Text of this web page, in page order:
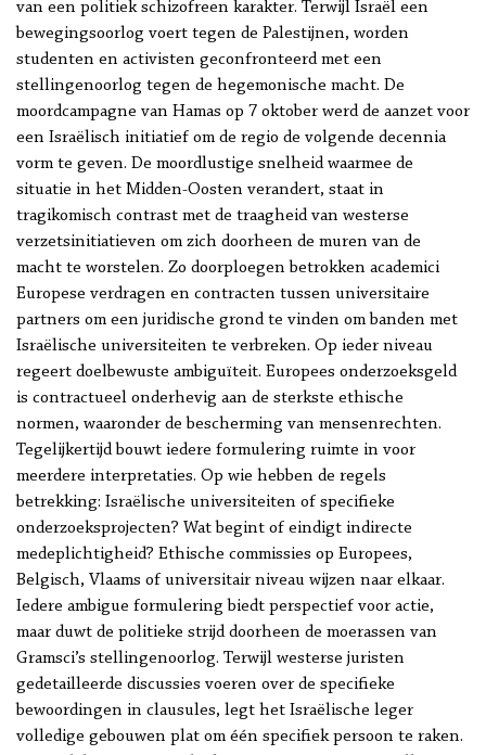
van een politiek schizofreen karakter. Terwijl Israël een
bewegingsoorlog voert tegen de Palestijnen, worden
studenten en activisten geconfronteerd met een
stellingenoorlog tegen de hegemonische macht. De
moordcampagne van Hamas op 7 oktober werd de aanzet voor
een Israëlisch initiatief om de regio de volgende decennia
vorm te geven. De moordlustige snelheid waarmee de
situatie in het Midden-Oosten verandert, staat in
tragikomisch contrast met de traagheid van westerse
verzetsinitiatieven om zich doorheen de muren van de
macht te worstelen. Zo doorploegen betrokken academici
Europese verdragen en contracten tussen universitaire
partners om een juridische grond te vinden om banden met
Israëlische universiteiten te verbreken. Op ieder niveau
regeert doelbewuste ambiguïteit. Europees onderzoeksgeld
is contractueel onderhevig aan de sterkste ethische
normen, waaronder de bescherming van mensenrechten.
Tegelijkertijd bouwt iedere formulering ruimte in voor
meerdere interpretaties. Op wie hebben de regels
betrekking: Israëlische universiteiten of specifieke
onderzoeksprojecten? Wat begint of eindigt indirecte
medeplichtigheid? Ethische commissies op Europees,
Belgisch, Vlaams of universitair niveau wijzen naar elkaar.
Iedere ambigue formulering biedt perspectief voor actie,
maar duwt de politieke strijd doorheen de moerassen van
Gramsci’s stellingenoorlog. Terwijl westerse juristen
gedetailleerde discussies voeren over de specifieke
bewoordingen in clausules, legt het Israëlische leger
volledige gebouwen plat om één specifiek persoon te raken.